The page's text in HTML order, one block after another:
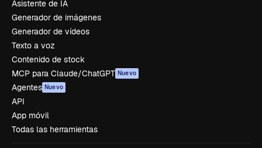
Asistente de IA
Generador de imágenes
Generador de vídeos
Texto a voz
Contenido de stock
MCP para Claude/ChatGPT Nuevo
Agentes Nuevo
API
App móvil
Todas las herramientas